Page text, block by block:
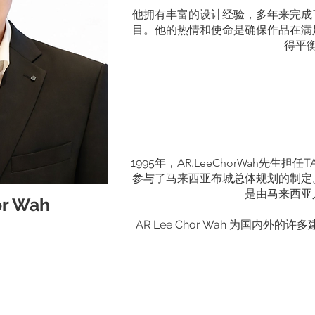
Wah
他拥有丰富的设计经验，多年来完
目。他的热情和使命是确保作品在
得平
1995年， AR.LeeChorWah先生担任
参与了马来西亚布城总体规划的制
是由马来西
AR Lee Chor Wah 为国内外的许多